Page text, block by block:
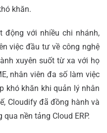
khăn.
động với nhiều chi nhánh,
việc đầu tư về công nghệ
xuyên suốt từ xa với họ
nhân viên đa số làm việc
khó khăn khi quản lý nhân
Cloudify đã đồng hành và
nền tảng Cloud ERP.